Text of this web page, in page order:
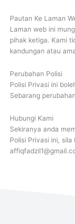
Pautan Ke Laman
Laman web ini
pihak ketiga. Kami
kandungan atau
Perubahan Polisi
Polisi Privasi ini
Sebarang
Hubungi Kami
Sekiranya anda
Polisi Privasi ini,